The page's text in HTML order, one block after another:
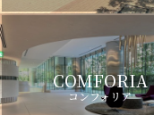
COMFORIA
コンフォリア